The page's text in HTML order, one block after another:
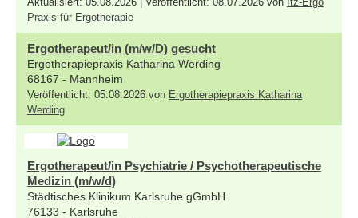
Praxis für Ergotherapie
Ergotherapeut/in (m/w/D) gesucht
Ergotherapiepraxis Katharina Werding
68167 - Mannheim
Veröffentlicht: 05.08.2026 von Ergotherapiepraxis Katharina
Werding
Ergotherapeut/in Psychiatrie / Psychotherapeutische
Medizin (m/w/d)
Städtisches Klinikum Karlsruhe gGmbH
76133 - Karlsruhe